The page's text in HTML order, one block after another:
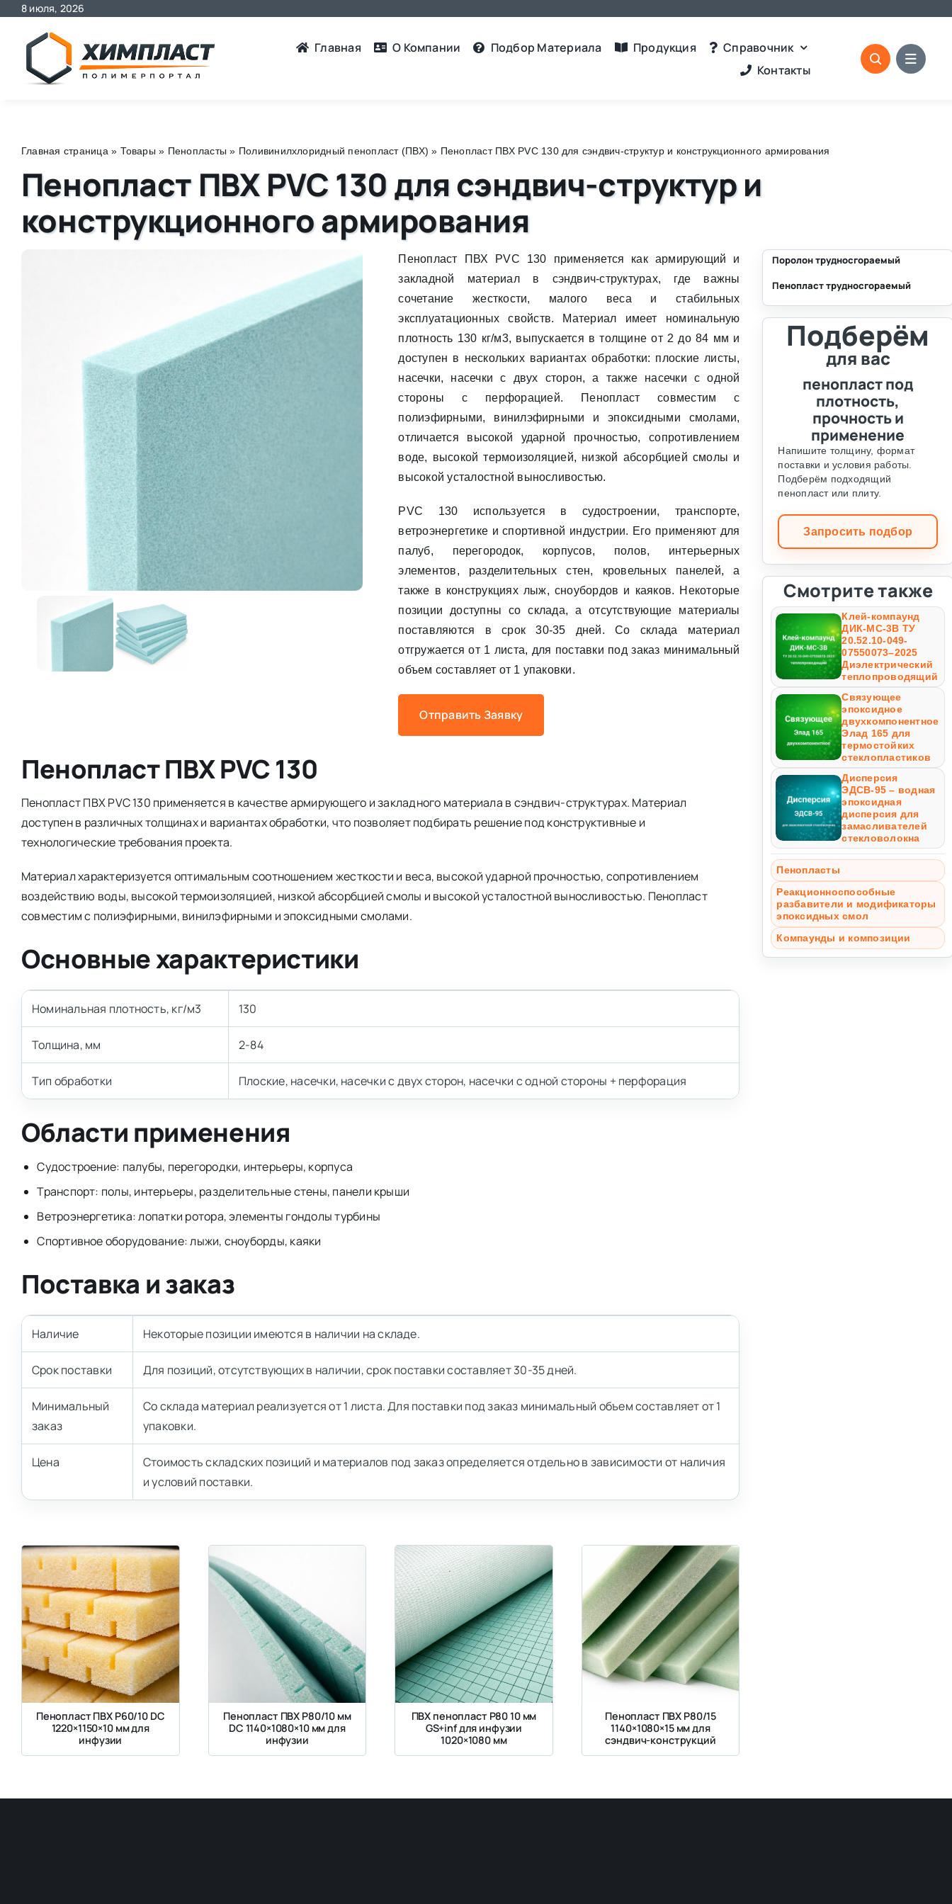
Skip
content
8 июля, 2026
Главная О Компании Подбор Материалa Продукция
Справочник
Контакты
Главная страница » Товары » Пенопласты » Поливинилхлоридный пенопласт (ПВХ) » Пенопласт ПВХ PVC 130 для сэндвич-структур и конструкционного армирования
Пенопласт ПВХ PVC 130 для сэндвич-структур и
конструкционного армирования
Пенопласт ПВХ PVC 130 применяется как армирующий и
закладной материал в сэндвич-структурах, где важны
сочетание жесткости, малого веса и стабильных
эксплуатационных свойств. Материал имеет номинальную
плотность 130 кг/м3, выпускается в толщине от 2 до 84 мм и
доступен в нескольких вариантах обработки: плоские листы,
насечки, насечки с двух сторон, а также насечки с одной
стороны с перфорацией. Пенопласт совместим с
полиэфирными, винилэфирными и эпоксидными смолами,
отличается высокой ударной прочностью, сопротивлением
воде, высокой термоизоляцией, низкой абсорбцией смолы и
высокой усталостной выносливостью.
PVC 130 используется в судостроении, транспорте,
ветроэнергетике и спортивной индустрии. Его применяют для
палуб, перегородок, корпусов, полов, интерьерных
элементов, разделительных стен, кровельных панелей, а
также в конструкциях лыж, сноубордов и каяков. Некоторые
позиции доступны со склада, а отсутствующие материалы
поставляются в срок 30-35 дней. Со склада материал
отгружается от 1 листа, для поставки под заказ минимальный
объем составляет от 1 упаковки.
Отправить Заявку
Пенопласт ПВХ PVC 130
Пенопласт ПВХ PVC 130 применяется в качестве армирующего и закладного материала в сэндвич-структурах. Материал
доступен в различных толщинах и вариантах обработки, что позволяет подбирать решение под конструктивные и
технологические требования проекта.
Материал характеризуется оптимальным соотношением жесткости и веса, высокой ударной прочностью, сопротивлением
воздействию воды, высокой термоизоляцией, низкой абсорбцией смолы и высокой усталостной выносливостью. Пенопласт
совместим с полиэфирными, винилэфирными и эпоксидными смолами.
Основные характеристики
Номинальная плотность, кг/м3 130
Толщина, мм 2-84
Тип обработки Плоские, насечки, насечки с двух сторон, насечки с одной стороны + перфорация
Области применения
Судостроение: палубы, перегородки, интерьеры, корпуса
Транспорт: полы, интерьеры, разделительные стены, панели крыши
Ветроэнергетика: лопатки ротора, элементы гондолы турбины
Спортивное оборудование: лыжи, сноуборды, каяки
Поставка и заказ
Наличие Некоторые позиции имеются в наличии на складе.
Срок поставки Для позиций, отсутствующих в наличии, срок поставки составляет 30-35 дней.
Минимальный
заказ
Со склада материал реализуется от 1 листа. Для поставки под заказ минимальный объем составляет от 1
упаковки.
Цена
Стоимость складских позиций и материалов под заказ определяется отдельно в зависимости от наличия
и условий поставки.
Пенопласт ПВХ Р60/10 DC
1220×1150×10 мм для
инфузии
Пенопласт ПВХ Р80/10 мм
DC 1140×1080×10 мм для
инфузии
ПВХ пенопласт Р80 10 мм
GS+inf для инфузии
1020×1080 мм
Пенопласт ПВХ Р80/15
1140×1080×15 мм для
сэндвич-конструкций
Поролон трудносгораемый
Пенопласт трудносгораемый
Подберём
для вас
пенопласт под
плотность,
прочность и
применение
Напишите толщину, формат
поставки и условия работы.
Подберём подходящий
пенопласт или плиту.
Запросить подбор
Смотрите также
Клей-компаунд
ДИК-МС-3В ТУ
20.52.10-049-
07550073–2025
Диэлектрический
теплопроводящий
Связующее
эпоксидное
двухкомпонентное
Элад 165 для
термостойких
стеклопластиков
Дисперсия
ЭДСВ-95 – водная
эпоксидная
дисперсия для
замасливателей
стекловолокна
Пенопласты
Реакционноспособные
разбавители и модификаторы
эпоксидных смол
Компаунды и композиции